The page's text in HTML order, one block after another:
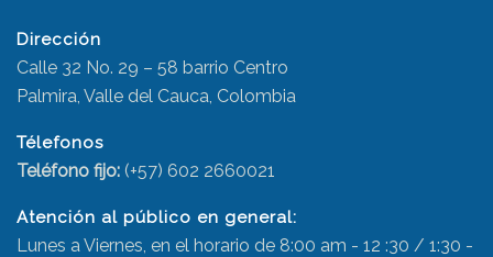
Dirección
Calle 32 No. 29 – 58 barrio Centro
Palmira, Valle del Cauca, Colombia
Télefonos
Teléfono fijo: (+57) 602 2660021
Atención al público en general:
Lunes a Viernes, en el horario de 8:00 am - 12 :30 / 1:30 -